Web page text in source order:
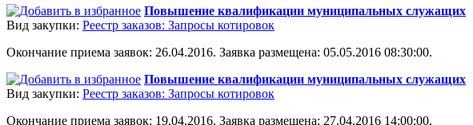
Повышение квалификации муниципальных служащих
Вид закупки: Реестр заказов: Запросы котировок
Окончание приема заявок: 26.04.2016. Заявка размещена: 05.05.2016 08:30:00.
Повышение квалификации муниципальных служащих
Вид закупки: Реестр заказов: Запросы котировок
Окончание приема заявок: 19.04.2016. Заявка размещена: 27.04.2016 14:00:00.